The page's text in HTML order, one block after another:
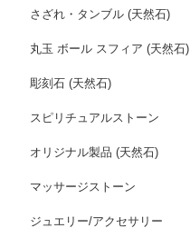
さざれ・タンブル (天然石)
丸玉 ボール スフィア (天然石)
彫刻石 (天然石)
スピリチュアルストーン
オリジナル製品 (天然石)
マッサージストーン
ジュエリー/アクセサリー